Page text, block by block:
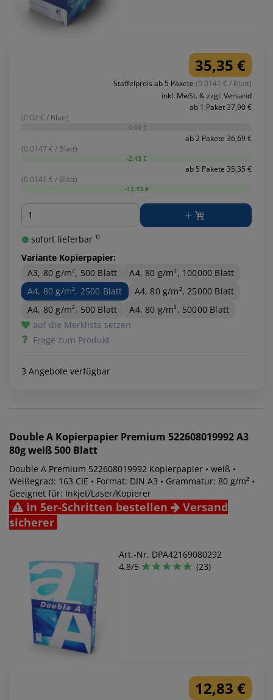
35,35 €
Staffelpreis ab 5 Pakete (0.0141 € / Blatt)
inkl. MwSt. & zzgl. Versand
ab 1 Paket 37,90 €
(0.02 € / Blatt)
-0,00 €
ab 2 Pakete 36,69 €
(0.0147 € / Blatt)
-2,43 €
ab 5 Pakete 35,35 €
(0.0141 € / Blatt)
-12,73 €
Menge
sofort lieferbar ¹⁾
Variante Kopierpapier:
A3, 80 g/m², 500 Blatt
A4, 80 g/m², 100000 Blatt
A4, 80 g/m², 2500 Blatt
A4, 80 g/m², 25000 Blatt
A4, 80 g/m², 500 Blatt
A4, 80 g/m², 50000 Blatt
auf die Merkliste setzen
Frage zum Produkt
3 Angebote verfügbar
Double A Kopierpapier Premium 522608019992 A3
80g weiß 500 Blatt
Double A Premium 522608019992 Kopierpapier • weiß •
Weißegrad: 163 CIE • Format: DIN A3 • Grammatur: 80 g/m² •
Geeignet für: Inkjet/Laser/Kopierer
in 5er-Schritten bestellen
Versand
sicherer
Art.-Nr. DPA42169080292
4.8/5
(23)
12,83 €